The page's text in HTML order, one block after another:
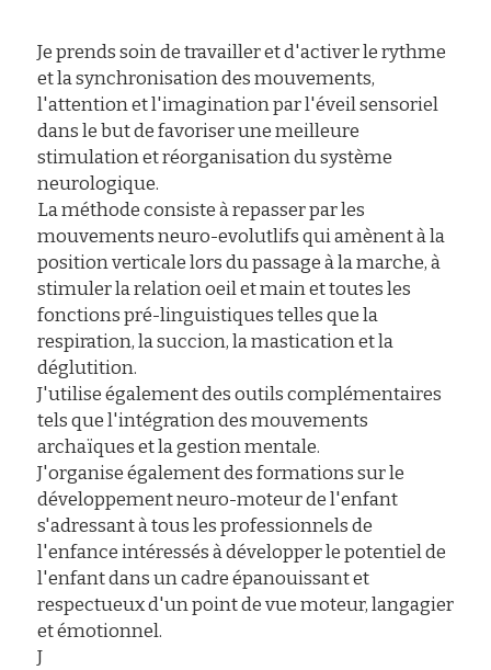
Je prends soin de travailler et d'activer le rythme
et la synchronisation des mouvements,
l'attention et l'imagination par l'éveil sensoriel
dans le but de favoriser une meilleure
stimulation et réorganisation du système
neurologique.
La méthode consiste à repasser par les
mouvements neuro-evolutlifs qui amènent à la
position verticale lors du passage à la marche, à
stimuler la relation oeil et main et toutes les
fonctions pré-linguistiques telles que la
respiration, la succion, la mastication et la
déglutition.
J'utilise également des outils complémentaires
tels que l'intégration des mouvements
archaïques et la gestion mentale.
J'organise également des formations sur le
développement neuro-moteur de l'enfant
s'adressant à tous les professionnels de
l'enfance intéressés à développer le potentiel de
l'enfant dans un cadre épanouissant et
respectueux d'un point de vue moteur, langagier
et émotionnel.
J